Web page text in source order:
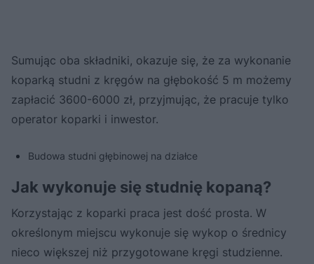
Sumując oba składniki, okazuje się, że za wykonanie
koparką studni z kręgów na głębokość 5 m możemy
zapłacić 3600-6000 zł, przyjmując, że pracuje tylko
operator koparki i inwestor.
Budowa studni głębinowej na działce
Jak wykonuje się studnię kopaną?
Korzystając z koparki praca jest dość prosta. W
określonym miejscu wykonuje się wykop o średnicy
nieco większej niż przygotowane kręgi studzienne.